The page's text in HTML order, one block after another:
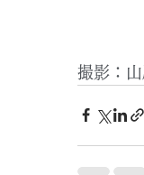
撮影：